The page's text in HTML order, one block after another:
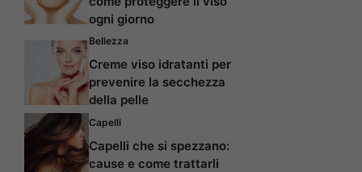
ogni giorno
Bellezza
Creme viso idratanti per
prevenire la secchezza
della pelle
Capelli
Capelli che si spezzano:
cause e come trattarli